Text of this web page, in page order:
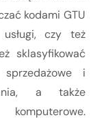
kodami GTU
czy też
sklasyfikować
i
a także
komputerowe.